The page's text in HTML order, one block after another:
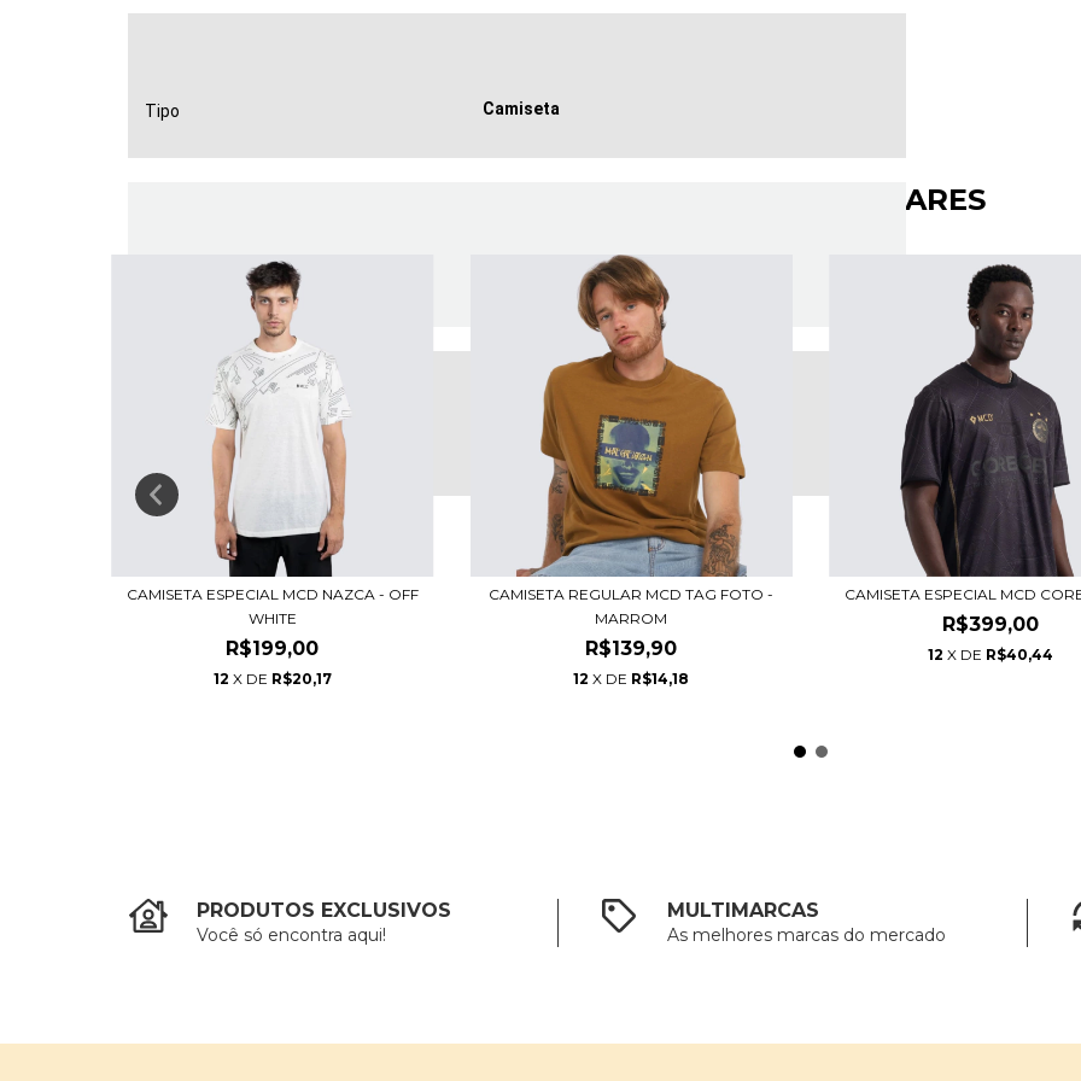
Tipo Camiseta
Comprimento da Manga
Tecido/Material 100% Algodão
PRODUTOS SIMILARES
CAMISETA ESPECIAL MCD NAZCA - OFF
WHITE
R$199,00
12 X DE R$20,17
CAMISETA REGULAR MCD TAG FOTO -
MARROM
R$139,90
12 X DE R$14,18
CAMISETA ESPECIAL MCD
R$399,00
12 X DE R$40,44
PRODUTOS EXCLUSIVOS
Você só encontra aqui!
MULTIMARCAS
As melhores marcas do mercado